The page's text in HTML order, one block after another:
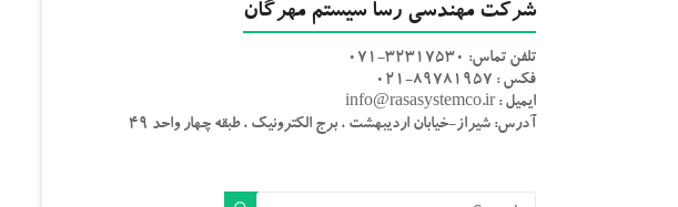
شرکت مهندسی رسا سیستم مهرگان
تلفن تماس: 32317530-071
فکس : 89781957-021
ایمیل : info@rasasystemco.ir
آدرس: شیراز-خیابان اردیبهشت ، برج الکترونیک ، طبقه چهار واحد 49